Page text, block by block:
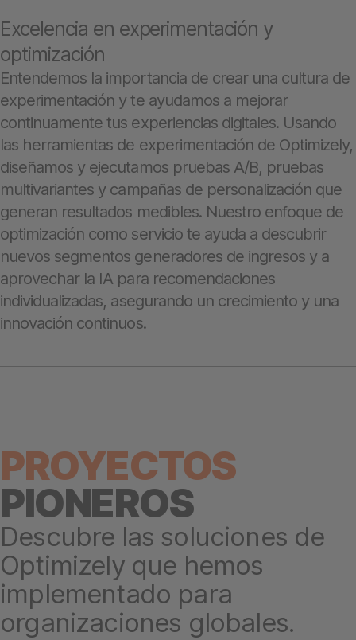
Excelencia en experimentación y
optimización
Entendemos la importancia de crear una cultura de
experimentación y te ayudamos a mejorar
continuamente tus experiencias digitales. Usando
las herramientas de experimentación de Optimizely,
diseñamos y ejecutamos pruebas A/B, pruebas
multivariantes y campañas de personalización que
generan resultados medibles. Nuestro enfoque de
optimización como servicio te ayuda a descubrir
nuevos segmentos generadores de ingresos y a
aprovechar la IA para recomendaciones
individualizadas, asegurando un crecimiento y una
innovación continuos.
PROYECTOS
PIONEROS
Descubre las soluciones de
Optimizely que hemos
implementado para
organizaciones globales.